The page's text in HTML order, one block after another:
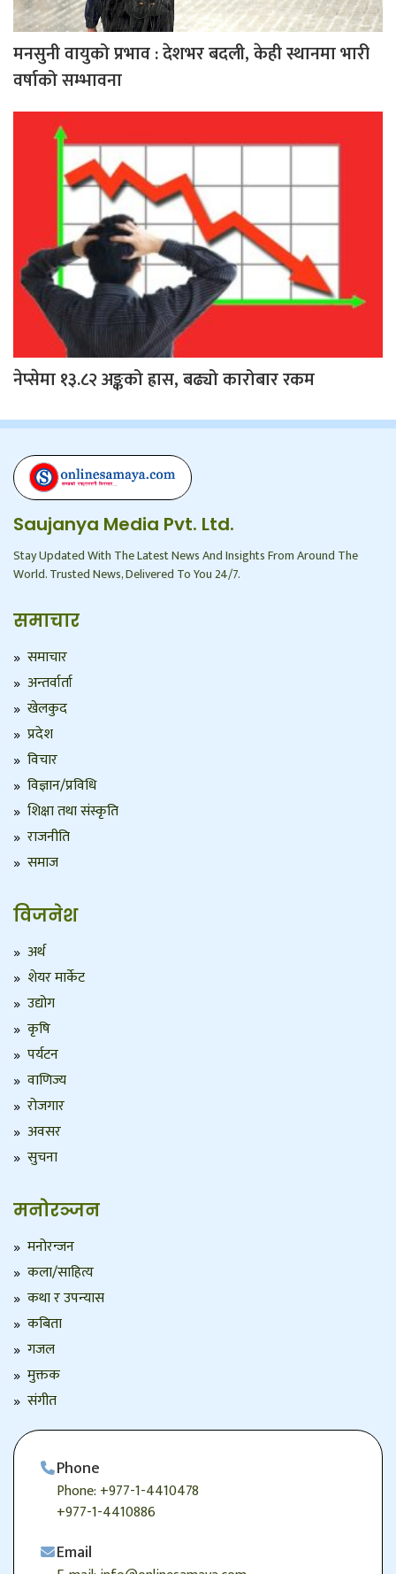
मनसुनी वायुको प्रभाव : देशभर बदली, केही स्थानमा भारी
वर्षाको सम्भावना
नेप्सेमा १३.८२ अङ्कको ह्रास, बढ्यो कारोबार रकम
Saujanya Media Pvt. Ltd.
Stay Updated With The Latest News And Insights From Around The
World. Trusted News, Delivered To You 24/7.
समाचार
समाचार
अन्तर्वार्ता
खेलकुद
प्रदेश
विचार
विज्ञान/प्रविधि
शिक्षा तथा संस्कृति
राजनीति
समाज
विजनेश
अर्थ
शेयर मार्केट
उद्योग
कृषि
पर्यटन
वाणिज्य
रोजगार
अवसर
सुचना
मनोरञ्जन
मनोरन्जन
कला/साहित्य
कथा र उपन्यास
कबिता
गजल
मुक्तक
संगीत
Phone
Phone: +977-1-4410478
+977-1-4410886
Email